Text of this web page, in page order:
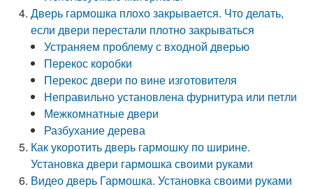
Дверь гармошка плохо закрывается. Что делать,
если двери перестали плотно закрываться
Устраняем проблему с входной дверью
Перекос коробки
Перекос двери по вине изготовителя
Неправильно установлена фурнитура или петли
Межкомнатные двери
Разбухание дерева
Как укоротить дверь гармошку по ширине.
Установка двери гармошка своими руками
Видео дверь Гармошка. Установка своими руками